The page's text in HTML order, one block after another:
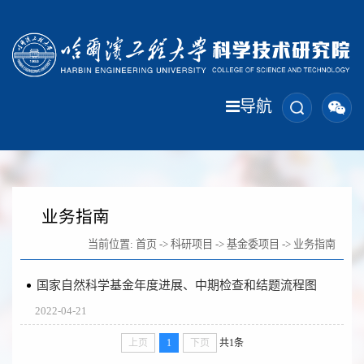
导航
业务指南
当前位置: 首页 -> 科研项目 -> 基金委项目 -> 业务指南
国家自然科学基金年度进展、中期检查和结题流程图
2022-04-21
上页 1 下页 共1条